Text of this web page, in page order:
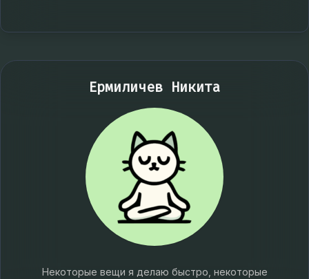
Ермиличев Никита
Некоторые вещи я делаю быстро, некоторые